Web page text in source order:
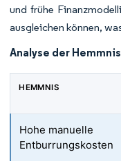
und frühe
ausgleichen können,
Analyse der
HEMMNIS
Hohe manuelle
Entburrungskosten